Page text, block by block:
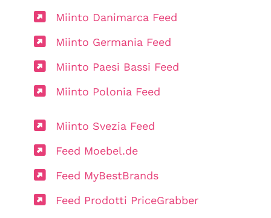
Miinto Danimarca Feed
Miinto Germania Feed
Miinto Paesi Bassi Feed
Miinto Polonia Feed
Miinto Svezia Feed
Feed Moebel.de
Feed MyBestBrands
Feed Prodotti PriceGrabber